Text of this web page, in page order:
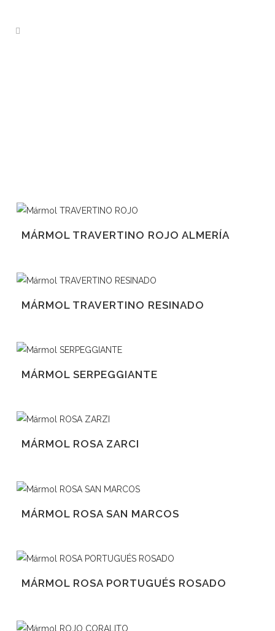
MÁRMOL TRAVERTINO ROJO ALMERÍA
MÁRMOL TRAVERTINO RESINADO
MÁRMOL SERPEGGIANTE
MÁRMOL ROSA ZARCI
MÁRMOL ROSA SAN MARCOS
MÁRMOL ROSA PORTUGUÉS ROSADO